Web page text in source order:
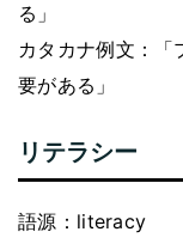
る」
カタカナ例文：「
要がある」
リテラシー
語源：literacy